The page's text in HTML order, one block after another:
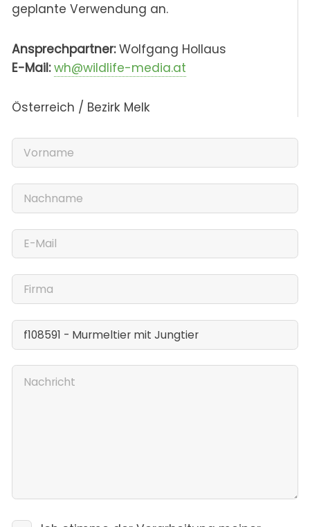
geplante Verwendung an.
Ansprechpartner:Wolfgang Hollaus
E-Mail: wh@wildlife-media.at
Österreich / Bezirk Melk